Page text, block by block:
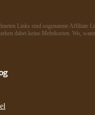
Links sind sogenannte Affiliate
dabei keine Mehrkosten. Wo,